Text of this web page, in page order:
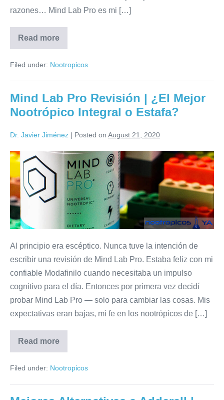
razones… Mind Lab Pro es mi […]
Read more
Filed under: Nootropicos
Mind Lab Pro Revisión | ¿El Mejor
Nootrópico Integral o Estafa?
Dr. Javier Jiménez | Posted on August 21, 2020
Al principio era escéptico. Nunca tuve la intención de
escribir una revisión de Mind Lab Pro. Estaba feliz con mi
confiable Modafinilo cuando necesitaba un impulso
cognitivo para el día. Entonces por primera vez decidí
probar Mind Lab Pro — solo para cambiar las cosas. Mis
expectativas eran bajas, mi fe en los nootrópicos de […]
Read more
Filed under: Nootropicos